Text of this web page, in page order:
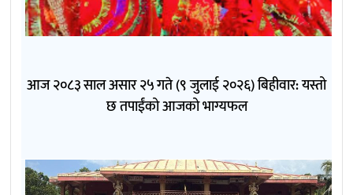
आज २०८३ साल असार २५ गते (९ जुलाई २०२६) बिहीवार: यस्तो
छ तपाईंको आजको भाग्यफल